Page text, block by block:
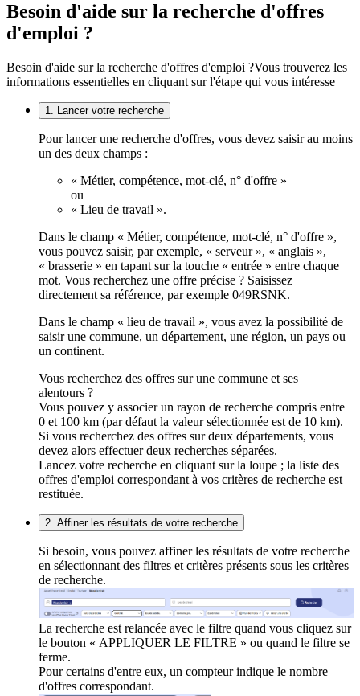
Besoin d'aide sur la recherche d'offres
d'emploi ?
Besoin d'aide sur la recherche d'offres d'emploi ?Vous trouverez les
informations essentielles en cliquant sur l'étape qui vous intéresse
1. Lancer votre recherche
Pour lancer une recherche d'offres, vous devez saisir au moins
un des deux champs :
« Métier, compétence, mot-clé, n° d'offre »
ou
« Lieu de travail ».
Dans le champ « Métier, compétence, mot-clé, n° d'offre »,
vous pouvez saisir, par exemple, « serveur », « anglais »,
« brasserie » en tapant sur la touche « entrée » entre chaque
mot. Vous recherchez une offre précise ? Saisissez
directement sa référence, par exemple 049RSNK.
Dans le champ « lieu de travail », vous avez la possibilité de
saisir une commune, un département, une région, un pays ou
un continent.
Vous recherchez des offres sur une commune et ses
alentours ?
Vous pouvez y associer un rayon de recherche compris entre
0 et 100 km (par défaut la valeur sélectionnée est de 10 km).
Si vous recherchez des offres sur deux départements, vous
devez alors effectuer deux recherches séparées.
Lancez votre recherche en cliquant sur la loupe ; la liste des
offres d'emploi correspondant à vos critères de recherche est
restituée.
2. Affiner les résultats de votre recherche
Si besoin, vous pouvez affiner les résultats de votre recherche
en sélectionnant des filtres et critères présents sous les critères
de recherche.
La recherche est relancée avec le filtre quand vous cliquez sur
le bouton « APPLIQUER LE FILTRE » ou quand le filtre se
ferme.
Pour certains d'entre eux, un compteur indique le nombre
d'offres correspondant.